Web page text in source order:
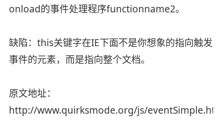
onload的事件处理程序functionname2。
缺陷：this关键字在IE下面不是你想象的指向触发
事件的元素，而是指向整个文档。
原文地址：
http://www.quirksmode.org/js/